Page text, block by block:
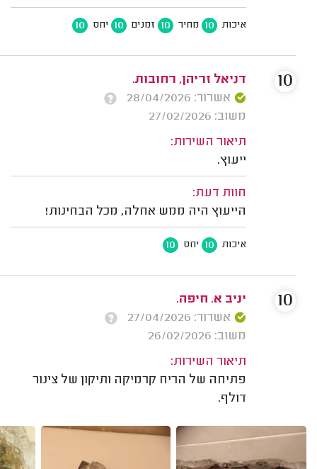
איכות 10 מחיר 10 זמנים 10 יחס 10
דניאל זריהן, רחובות.
אשרור: 28/04/2026
משוב: 27/02/2026
תיאור השירות:
ייעוץ.
חוות דעת:
הייעוץ היה ממש אחלה, מכל הבחינות!
איכות 10 יחס 10
10
יניב א. חיפה.
אשרור: 27/04/2026
משוב: 26/02/2026
תיאור השירות:
פתיחה של הריח קרמיקה ותיקון של צינור
דולף.
10